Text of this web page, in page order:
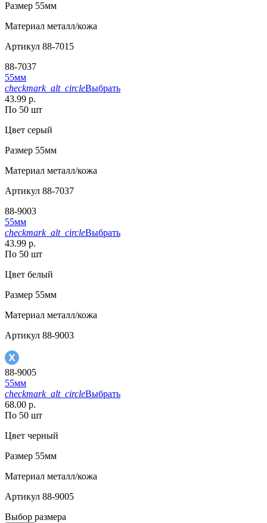
Размер 55мм
Материал металл/кожа
Артикул 88-7015
88-7037
55мм
checkmark_alt_circleВыбрать
43.99 р.
По 50 шт
Цвет серый
Размер 55мм
Материал металл/кожа
Артикул 88-7037
88-9003
55мм
checkmark_alt_circleВыбрать
43.99 р.
По 50 шт
Цвет белый
Размер 55мм
Материал металл/кожа
Артикул 88-9003
88-9005
55мм
checkmark_alt_circleВыбрать
68.00 р.
По 50 шт
Цвет черный
Размер 55мм
Материал металл/кожа
Артикул 88-9005
Выбор размера